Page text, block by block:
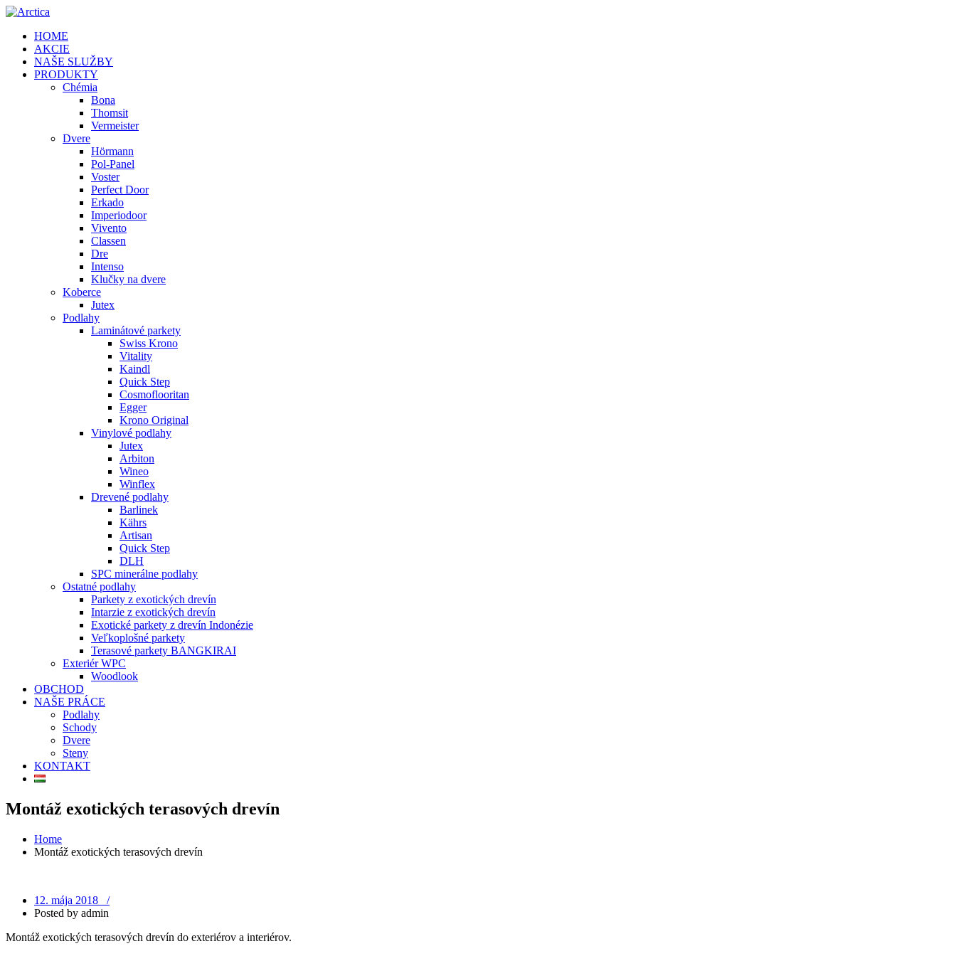
HOME
AKCIE
NAŠE SLUŽBY
PRODUKTY
Chémia
Bona
Thomsit
Vermeister
Dvere
Hörmann
Pol-Panel
Voster
Perfect Door
Erkado
Imperiodoor
Vivento
Classen
Dre
Intenso
Klučky na dvere
Koberce
Jutex
Podlahy
Laminátové parkety
Swiss Krono
Vitality
Kaindl
Quick Step
Cosmoflooritan
Egger
Krono Original
Vinylové podlahy
Jutex
Arbiton
Wineo
Winflex
Drevené podlahy
Barlinek
Kährs
Artisan
Quick Step
DLH
SPC minerálne podlahy
Ostatné podlahy
Parkety z exotických drevín
Intarzie z exotických drevín
Exotické parkety z drevín Indonézie
Veľkoplošné parkety
Terasové parkety BANGKIRAI
Exteriér WPC
Woodlook
OBCHOD
NAŠE PRÁCE
Podlahy
Schody
Dvere
Steny
KONTAKT
Montáž exotických terasových drevín
Home
Montáž exotických terasových drevín
12. mája 2018 /
Posted by admin
Montáž exotických terasových drevín do exteriérov a interiérov.